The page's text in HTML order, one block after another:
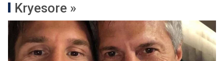
Kryesore »